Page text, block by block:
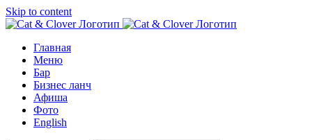
Skip to content
Главная
Меню
Бар
Бизнес ланч
Афиша
Фото
English